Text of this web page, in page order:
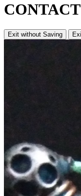
CONTACT